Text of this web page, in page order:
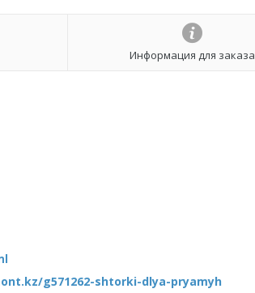
Информация для заказа
g571262-shtorki-dlya-pryamyh